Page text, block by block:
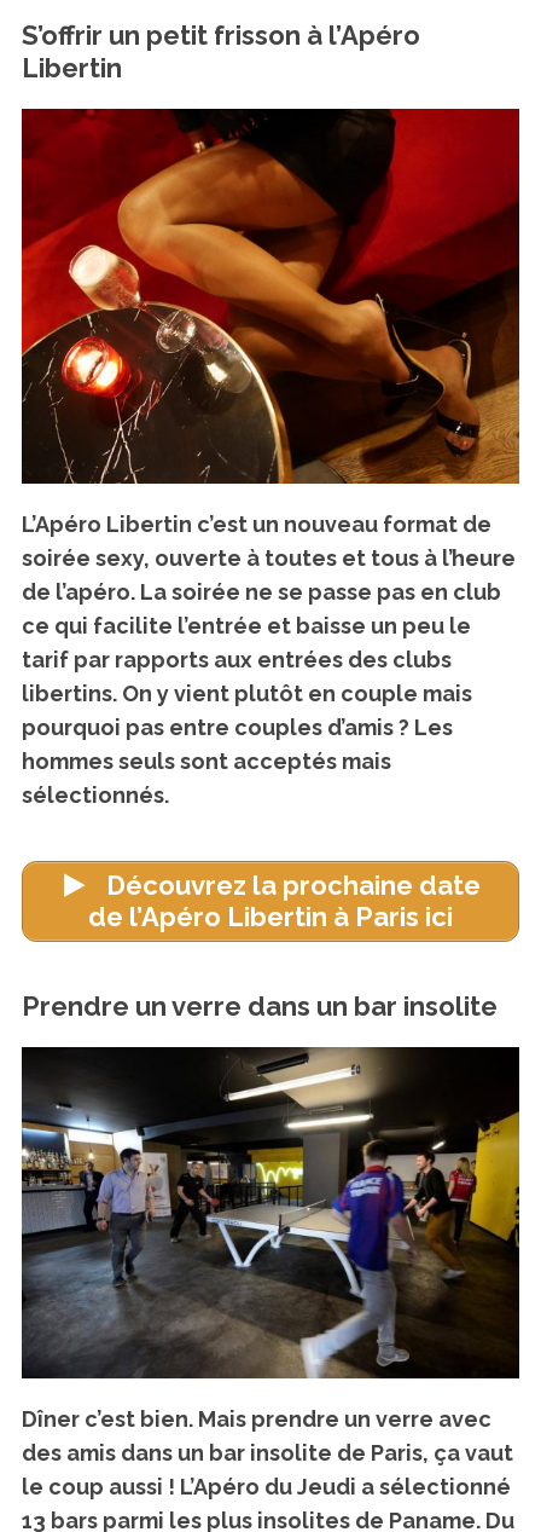
S’offrir un petit frisson à l’Apéro
Libertin
L’Apéro Libertin c’est un nouveau format de
soirée sexy, ouverte à toutes et tous à l’heure
de l’apéro. La soirée ne se passe pas en club
ce qui facilite l’entrée et baisse un peu le
tarif par rapports aux entrées des clubs
libertins. On y vient plutôt en couple mais
pourquoi pas entre couples d’amis ? Les
hommes seuls sont acceptés mais
sélectionnés.
Découvrez la prochaine date
de l’Apéro Libertin à Paris ici
Prendre un verre dans un bar insolite
Dîner c’est bien. Mais prendre un verre avec
des amis dans un bar insolite de Paris, ça vaut
le coup aussi ! L’Apéro du Jeudi a sélectionné
13 bars parmi les plus insolites de Paname. Du